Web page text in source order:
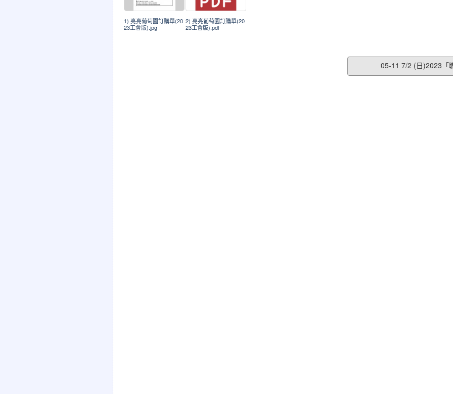
1) 亮亮葡萄園訂購單(20
23工會版).jpg
2) 亮亮葡萄園訂購單(20
23工會版).pdf
05-11 7/2 (日)2023「